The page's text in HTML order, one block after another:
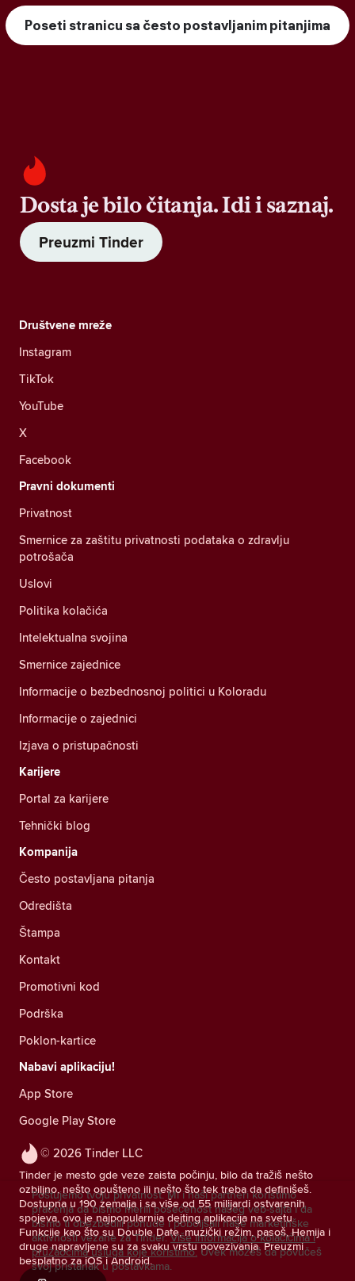
Poseti stranicu sa često postavljanim pitanjima
Dosta je bilo čitanja. Idi i saznaj.
Preuzmi Tinder
© 2026 Tinder LLC
Tinder je mesto gde veze zaista počinju, bilo da tražiš nešto
ozbiljno, nešto opušteno ili nešto što tek treba da definišeš.
Dostupna u 190 zemalja i sa više od 55 milijardi ostvarenih
spojeva, ovo je najpopularnija dejting aplikacija na svetu.
Funkcije kao što su Double Date, muzički režim, pasoš, Hemija i
druge napravljene su za svaku vrstu povezivanja. Preuzmi
besplatno za iOS i Android.
Društvene mreže
Instagram
TikTok
YouTube
X
Facebook
Pravni dokumenti
Privatnost
Smernice za zaštitu privatnosti podataka o zdravlju
potrošača
Uslovi
Politika kolačića
Intelektualna svojina
Smernice zajednice
Informacije o bezbednosnoj politici u Koloradu
Informacije o zajednici
Izjava o pristupačnosti
Karijere
Portal za karijere
Tehnički blog
Kompanija
Često postavljana pitanja
Odredišta
Štampa
Kontakt
Promotivni kod
Podrška
Poklon-kartice
Nabavi aplikaciju!
App Store
Google Play Store
Poštujemo tvoju privatnost. Mi i naši partneri koristimo
praćenja da bismo merili posećenost našeg veb-sajta i da
bismo ti obezbedili ponude i poboljšali naše marketinške
aktivnosti vezane za Tinder. Više informacija o kolačićima i
pružaocima usluga koje koristimo. Uvek možeš da povučeš
svoj pristanak u postavkama.